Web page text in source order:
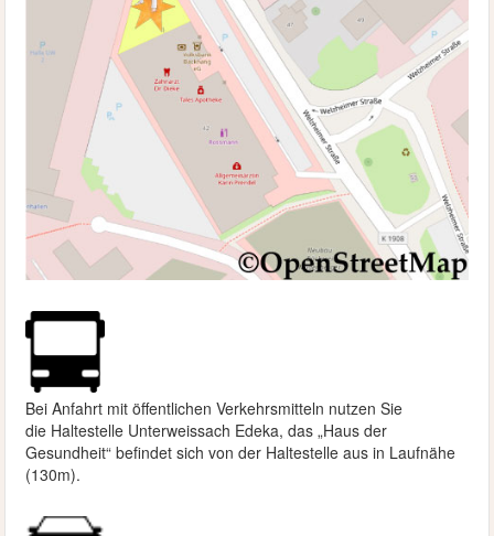
Bei Anfahrt mit öffentlichen Verkehrsmitteln nutzen Sie
die Haltestelle Unterweissach Edeka, das „Haus der
Gesundheit“ befindet sich von der Haltestelle aus in Laufnähe
(130m).